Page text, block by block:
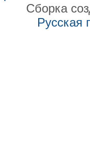
Сборка
Русская